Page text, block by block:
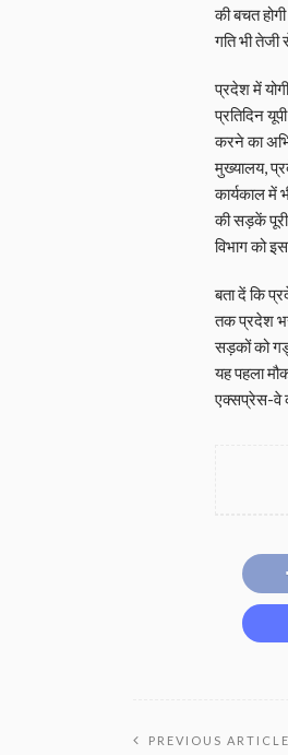
की बचत
गति भी
प्रदेश में
प्रतिदिन
करने का
मुख्यालय,
कार्यकाल में
की सड़कें पूरी
विभाग को
बता दें कि
तक प्रदेश
सड़कों को
यह पहला
एक्सप्रेस-वे
PREVIOUS ARTICLE